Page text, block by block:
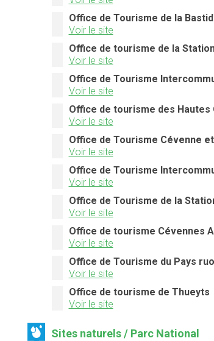
Office de Tourisme de la
Voir le site
Office de tourisme de la
Voir le site
Office de Tourisme
Voir le site
Office de tourisme des Hautes
Voir le site
Office de Tourisme Cévenne
Voir le site
Office de Tourisme
Voir le site
Office de Tourisme de la
Voir le site
Office de tourisme Cévennes
Voir le site
Office de Tourisme du Pays
Voir le site
Office de tourisme de Thueyts
Voir le site
Sites naturels / Parc National